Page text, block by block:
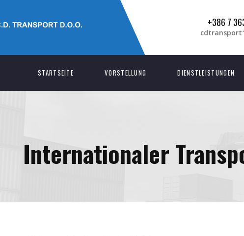
+386 7
STARTSEITE VORSTELLUNG DIENSTLEISTUNGEN
Internationaler